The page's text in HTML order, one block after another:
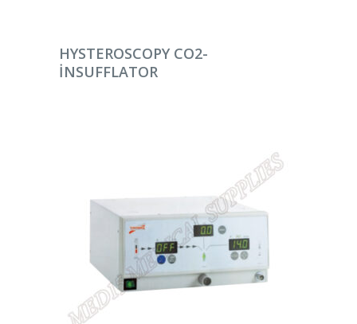
DEVAMINI OKU
HYSTEROSCOPY CO2-
INSUFFLATOR